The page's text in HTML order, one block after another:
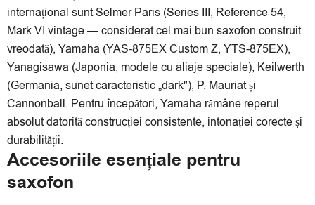
internațional sunt Selmer Paris (Series III, Reference 54,
Mark VI vintage — considerat cel mai bun saxofon construit
vreodată), Yamaha (YAS-875EX Custom Z, YTS-875EX),
Yanagisawa (Japonia, modele cu aliaje speciale), Keilwerth
(Germania, sunet caracteristic „dark"), P. Mauriat și
Cannonball. Pentru începători, Yamaha rămâne reperul
absolut datorită construcției consistente, intonației corecte și
durabilității.
Accesoriile esențiale pentru
saxofon